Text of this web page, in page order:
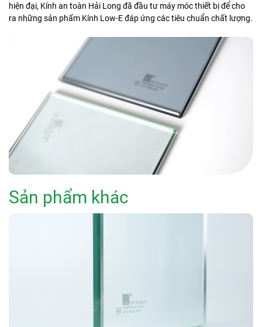
hiện đại, Kính an toàn Hải Long đã đầu tư máy móc thiết bị để cho
ra những sản phấm Kính Low-E đáp ứng các tiêu chuẩn chất lượng.
Sản phẩm khác